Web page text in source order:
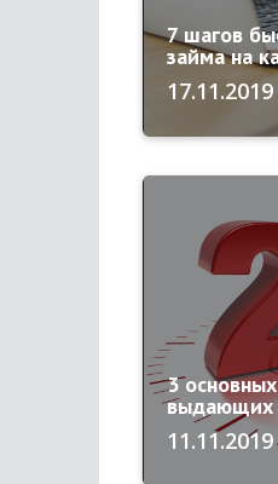
7 шагов
займа на
17.11.2019
3
выдающих
11.11.2019